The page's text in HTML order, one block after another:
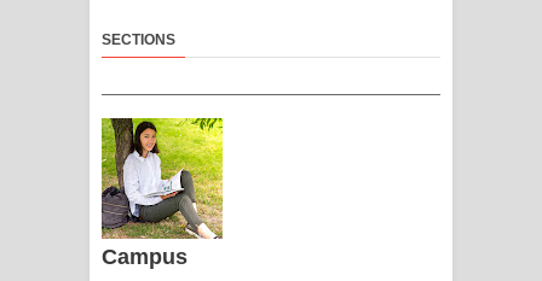
SECTIONS
Campus